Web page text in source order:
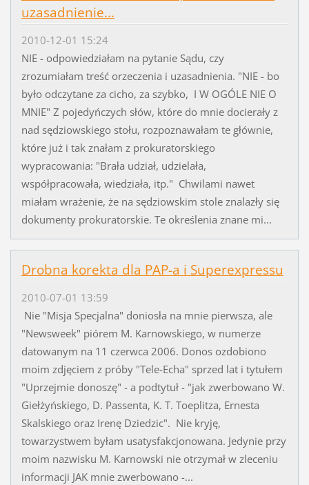
uzasadnienie...
2010-12-01 15:24
NIE - odpowiedziałam na pytanie Sądu, czy
zrozumiałam treść orzeczenia i uzasadnienia. "NIE - bo
było odczytane za cicho, za szybko, I W OGÓLE NIE O
MNIE" Z pojedyńczych słów, które do mnie docierały z
nad sędziowskiego stołu, rozpoznawałam te głównie,
które już i tak znałam z prokuratorskiego
wypracowania: "Brała udział, udzielała,
współpracowała, wiedziała, itp." Chwilami nawet
miałam wrażenie, że na sędziowskim stole znalazły się
dokumenty prokuratorskie. Te określenia znane mi...
Drobna korekta dla PAP-a i Superexpressu
2010-07-01 13:59
Nie "Misja Specjalna" doniosła na mnie pierwsza, ale
"Newsweek" piórem M. Karnowskiego, w numerze
datowanym na 11 czerwca 2006. Donos ozdobiono
moim zdjęciem z próby "Tele-Echa" sprzed lat i tytułem
"Uprzejmie donoszę" - a podtytuł - "jak zwerbowano W.
Giełżyńskiego, D. Passenta, K. T. Toeplitza, Ernesta
Skalskiego oraz Irenę Dziedzic". Nie kryję,
towarzystwem byłam usatysfakcjonowana. Jedynie przy
moim nazwisku M. Karnowski nie otrzymał w zleceniu
informacji JAK mnie zwerbowano -...